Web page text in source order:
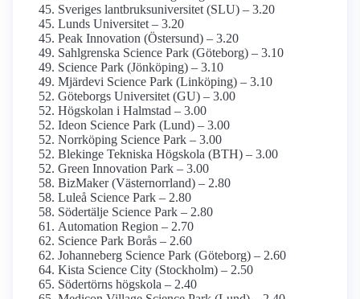
Sveriges lantbruks­universitet (SLU) – 3.20
Lunds Universitet – 3.20
Peak Innovation (Östersund) – 3.20
Sahlgrenska Science Park (Göteborg) – 3.10
Science Park (Jönköping) – 3.10
Mjärdevi Science Park (Linköping) – 3.10
Göteborgs Universitet (GU) – 3.00
Högskolan i Halmstad – 3.00
Ideon Science Park (Lund) – 3.00
Norrköping Science Park – 3.00
Blekinge Tekniska Högskola (BTH) – 3.00
Green Innovation Park – 3.00
BizMaker (Västernorrland) – 2.80
Luleå Science Park – 2.80
Södertälje Science Park – 2.80
Automation Region – 2.70
Science Park Borås – 2.60
Johanneberg Science Park (Göteborg) – 2.60
Kista Science City (Stockholm) – 2.50
Södertörns högskola – 2.40